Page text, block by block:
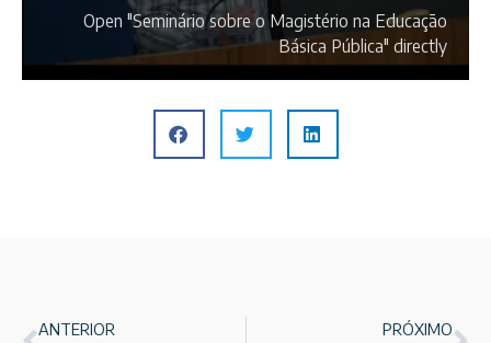
Open "Seminário sobre o Magistério na Educação
Básica Pública" directly
ANTERIOR PRÓXIMO